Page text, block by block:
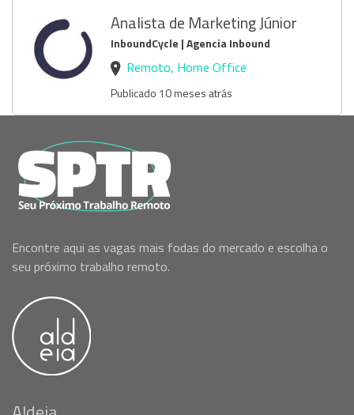
Analista de Marketing Júnior
InboundCycle | Agencia Inbound
Remoto, Home Office
Publicado 10 meses atrás
Encontre aqui as vagas mais fodas do mercado e escolha o
seu próximo trabalho remoto.